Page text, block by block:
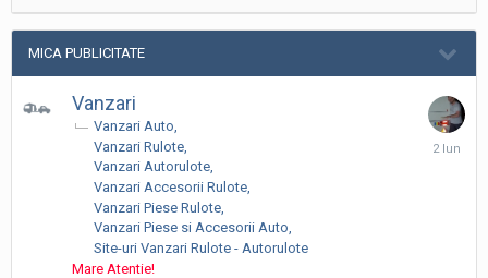
MICA PUBLICITATE
Vanzari
Vanzari Auto
Vanzari Rulote
Vanzari Autorulote
Vanzari Accesorii Rulote
Vanzari Piese Rulote
Vanzari Piese si Accesorii Auto
Site-uri Vanzari Rulote - Autorulote
Mare Atentie!
2